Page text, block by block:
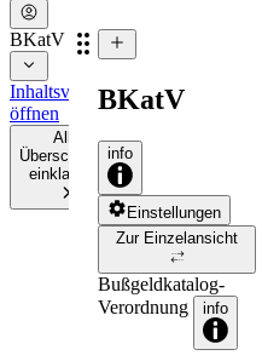
BKatV
Inhaltsverzeichnis
öffnen
Alle
Überschriften
einklappen
BKatV
info
Einstellungen
Zur Einzelansicht
Bußgeldkatalog-
Verordnung
info